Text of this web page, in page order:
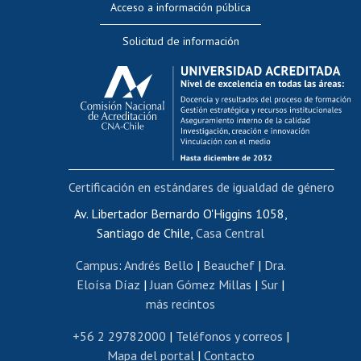
Evaluación docente
Calificación académica
Postulación al AUCAI
Funcionarias/os
Cursos internos de capacitación
Bienestar del personal
Portal de movilidad interna
Certificado de renta
Certificado de renta honorarios
Editar páginas blancas
Extranjeras/os
Revalidación y reconocimiento de títulos
Postulación al Programa de Movilidad Estudiantil
Acceso a información pública
Solicitud de información
Av. Libertador Bernardo O'Higgins 1058,
Santiago de Chile, Casa Central
Campus: Andrés Bello | Beauchef| Dra.
Eloísa Díaz |Juan Gómez Millas | Sur |
más recintos
+56 2 29782000 | Teléfonos y correos |
Mapa del portal| Contacto
Certificación en estándares de igualdad de género